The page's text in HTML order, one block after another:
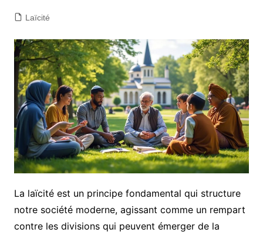
Laïcité
La laïcité est un principe fondamental qui structure
notre société moderne, agissant comme un rempart
contre les divisions qui peuvent émerger de la